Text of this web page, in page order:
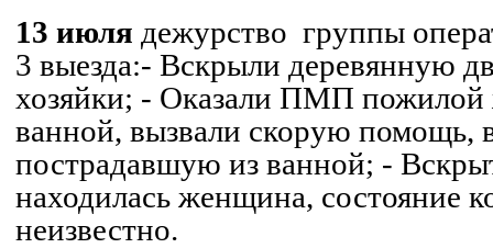
13 июля дежурство группы
3 выезда:- Вскрыли деревянную
хозяйки; - Оказали ПМП пожилой
ванной, вызвали скорую помощь,
пострадавшую из ванной; -
находилась женщина, состояние
неизвестно.